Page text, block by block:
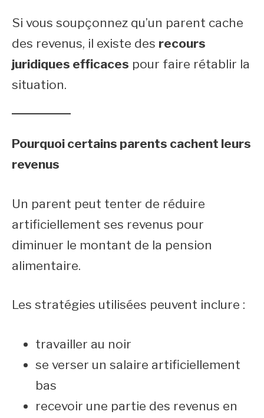
Si vous soupçonnez qu’un parent cache
des revenus, il existe des recours
juridiques efficaces pour faire rétablir la
situation.
Pourquoi certains parents cachent leurs
revenus
Un parent peut tenter de réduire
artificiellement ses revenus pour
diminuer le montant de la pension
alimentaire.
Les stratégies utilisées peuvent inclure :
travailler au noir
se verser un salaire artificiellement
bas
recevoir une partie des revenus en